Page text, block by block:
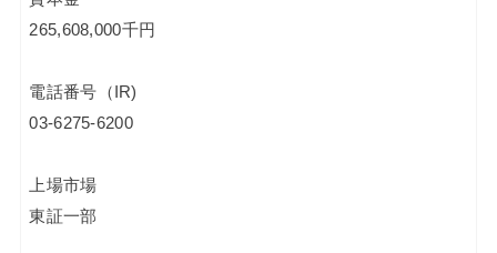
265,608,000千円
電話番号（IR)
03-6275-6200
上場市場
東証一部